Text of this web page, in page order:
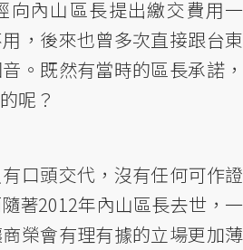
向內山區長提出繳交費用一
，後來也曾多次直接跟台東
。既然有當時的區長承諾，
呢？
口頭交代，沒有任何可作證
著2012年內山區長去世，一
榮會有理有據的立場更加薄